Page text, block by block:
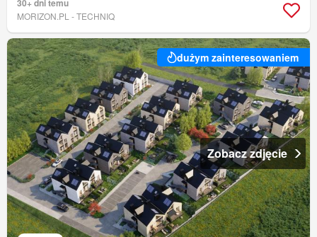
30+ dni temu
MORIZON.PL - TECHNIQ
dużym zainteresowaniem
Zobacz zdjęcie